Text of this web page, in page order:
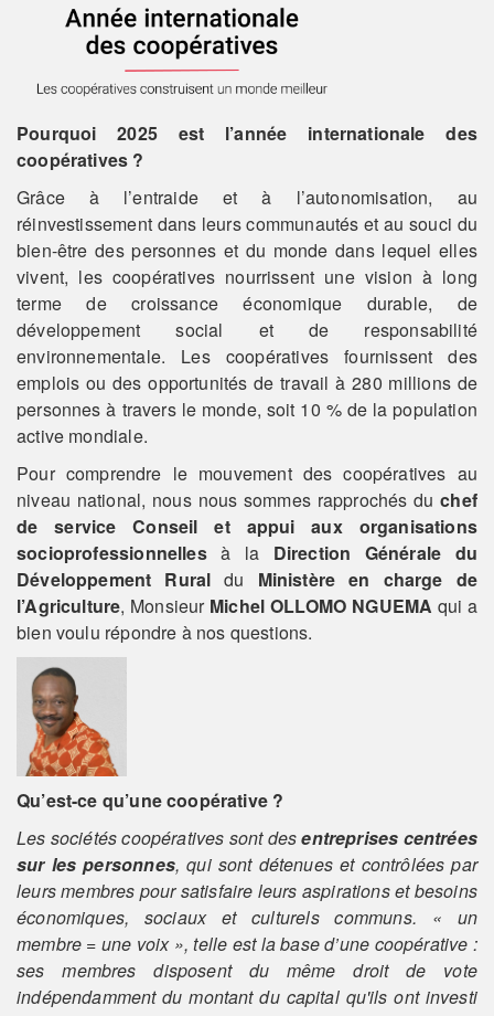
Pourquoi 2025 est l’année internationale des
coopératives ?
Grâce à l’entraide et à l’autonomisation, au
réinvestissement dans leurs communautés et au souci du
bien-être des personnes et du monde dans lequel elles
vivent, les coopératives nourrissent une vision à long
terme de croissance économique durable, de
développement social et de responsabilité
environnementale. Les coopératives fournissent des
emplois ou des opportunités de travail à 280 millions de
personnes à travers le monde, soit 10 % de la population
active mondiale.
Pour comprendre le mouvement des coopératives au
niveau national, nous nous sommes rapprochés duchef
de service Conseil et appui aux organisations
socioprofessionnellesà la Direction Générale du
Développement Ruraldu Ministère en charge de
l’Agriculture, Monsieur Michel OLLOMO NGUEMA qui a
bien voulu répondre à nos questions.
Qu’est-ce qu’une coopérative ?
Les sociétés coopératives sont desentreprises centrées
sur les personnes, qui sont détenues et contrôlées par
leurs membres pour satisfaire leurs aspirations et besoins
économiques, sociaux et culturels communs. « un
membre = une voix », telle est la base d’une coopérative :
ses membres disposent du même droit de vote
indépendamment du montant du capital qu'ils ont investi